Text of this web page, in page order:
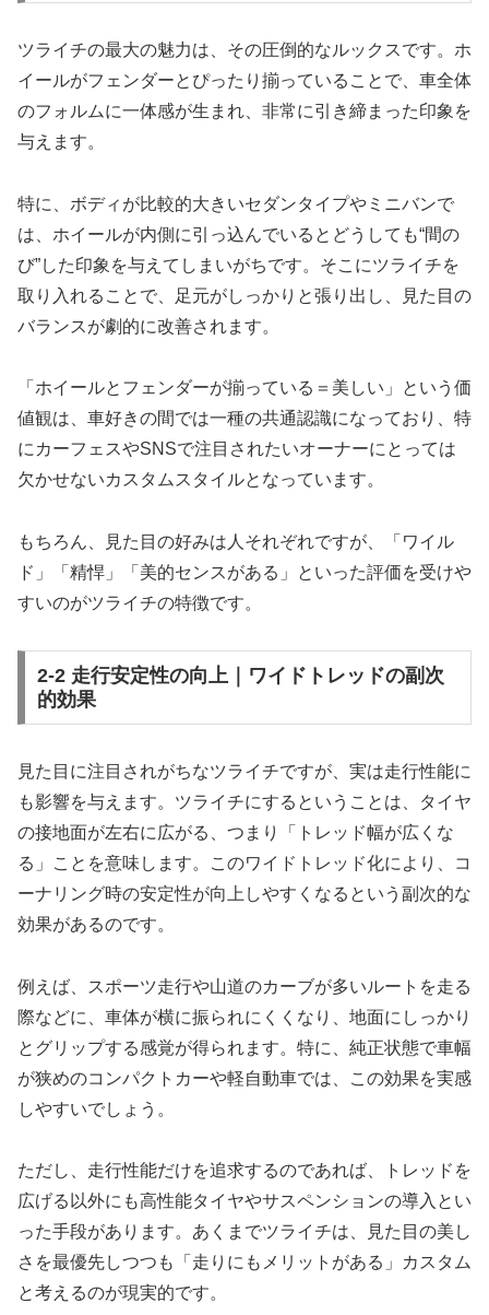
ツライチの最大の魅力は、その圧倒的なルックスです。ホ
イールがフェンダーとぴったり揃っていることで、車全体
のフォルムに一体感が生まれ、非常に引き締まった印象を
与えます。
特に、ボディが比較的大きいセダンタイプやミニバンで
は、ホイールが内側に引っ込んでいるとどうしても“間の
び”した印象を与えてしまいがちです。そこにツライチを
取り入れることで、足元がしっかりと張り出し、見た目の
バランスが劇的に改善されます。
「ホイールとフェンダーが揃っている＝美しい」という価
値観は、車好きの間では一種の共通認識になっており、特
にカーフェスやSNSで注目されたいオーナーにとっては
欠かせないカスタムスタイルとなっています。
もちろん、見た目の好みは人それぞれですが、「ワイル
ド」「精悍」「美的センスがある」といった評価を受けや
すいのがツライチの特徴です。
2-2 走行安定性の向上｜ワイドトレッドの副次
的効果
見た目に注目されがちなツライチですが、実は走行性能に
も影響を与えます。ツライチにするということは、タイヤ
の接地面が左右に広がる、つまり「トレッド幅が広くな
る」ことを意味します。このワイドトレッド化により、コ
ーナリング時の安定性が向上しやすくなるという副次的な
効果があるのです。
例えば、スポーツ走行や山道のカーブが多いルートを走る
際などに、車体が横に振られにくくなり、地面にしっかり
とグリップする感覚が得られます。特に、純正状態で車幅
が狭めのコンパクトカーや軽自動車では、この効果を実感
しやすいでしょう。
ただし、走行性能だけを追求するのであれば、トレッドを
広げる以外にも高性能タイヤやサスペンションの導入とい
った手段があります。あくまでツライチは、見た目の美し
さを最優先しつつも「走りにもメリットがある」カスタム
と考えるのが現実的です。